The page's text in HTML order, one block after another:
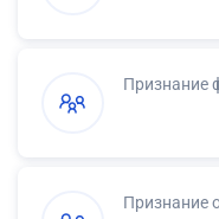
Признание
Признание